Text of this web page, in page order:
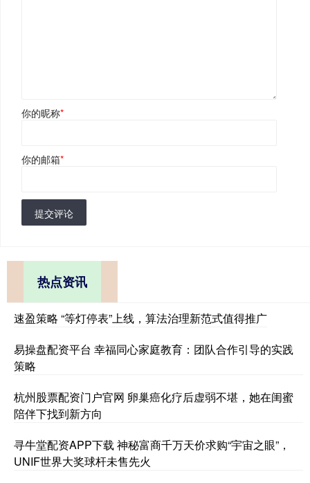
你的昵称*
你的邮箱*
提交评论
热点资讯
速盈策略 “等灯停表”上线，算法治理新范式值得推广
易操盘配资平台 幸福同心家庭教育：团队合作引导的实践
策略
杭州股票配资门户官网 卵巢癌化疗后虚弱不堪，她在闺蜜
陪伴下找到新方向
寻牛堂配资APP下载 神秘富商千万天价求购“宇宙之眼”，
UNIF世界大奖球杆未售先火